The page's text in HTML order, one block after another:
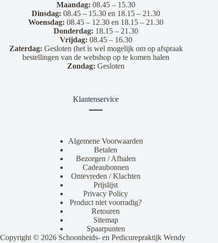
Maandag:08.45 – 15.30
Dinsdag: 08.45 – 15.30 en 18.15 – 21.30
Woensdag: 08.45 – 12.30 en 18.15 – 21.30
Donderdag: 18.15 – 21.30
Vrijdag: 08.45 – 16.30
Zaterdag: Gesloten (het is wel mogelijk om op afspraak
bestellingen van de webshop op te komen halen
Zondag: Gesloten
Klantenservice
Algemene Voorwaarden
Betalen
Bezorgen / Afhalen
Cadeaubonnen
Ontevreden / Klachten
Prijslijst
Privacy Policy
Product niet voorradig?
Retouren
Sitemap
Spaarpunten
Copyright © 2026 Schoonheids- en Pedicurepraktijk Wendy